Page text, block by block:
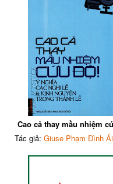
Cao cả thay mầu nhiệm
Tác giả:Giuse Phạm Đình